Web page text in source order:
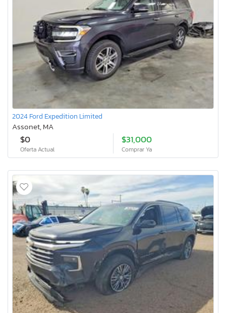
2024 Ford Expedition Limited
Assonet, MA
$0
Oferta Actual
$31,000
Comprar Ya